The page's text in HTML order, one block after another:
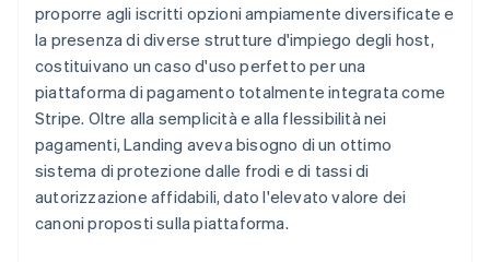
proporre agli iscritti opzioni ampiamente diversificate e
la presenza di diverse strutture d'impiego degli host,
costituivano un caso d'uso perfetto per una
piattaforma di pagamento totalmente integrata come
Stripe. Oltre alla semplicità e alla flessibilità nei
pagamenti, Landing aveva bisogno di un ottimo
sistema di protezione dalle frodi e di tassi di
autorizzazione affidabili, dato l'elevato valore dei
canoni proposti sulla piattaforma.